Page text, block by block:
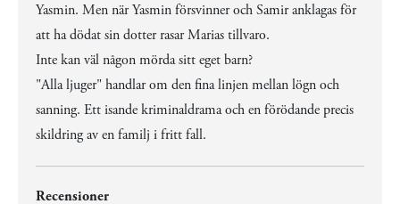
Yasmin. Men när Yasmin försvinner och Samir anklagas för
att ha dödat sin dotter rasar Marias tillvaro.
Inte kan väl någon mörda sitt eget barn?
"Alla ljuger" handlar om den fina linjen mellan lögn och
sanning. Ett isande kriminaldrama och en förödande precis
skildring av en familj i fritt fall.
Recensioner